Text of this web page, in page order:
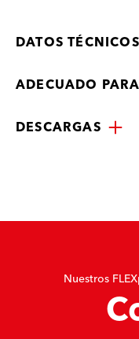
DATOS TÉCNICOS
ADECUADO PARA
DESCARGAS
Nuestros